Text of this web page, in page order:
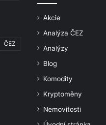
ČEZ
Akcie
Analýza ČEZ
Analýzy
Blog
Komodity
Kryptoměny
Nemovitosti